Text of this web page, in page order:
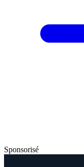
Sponsorisé